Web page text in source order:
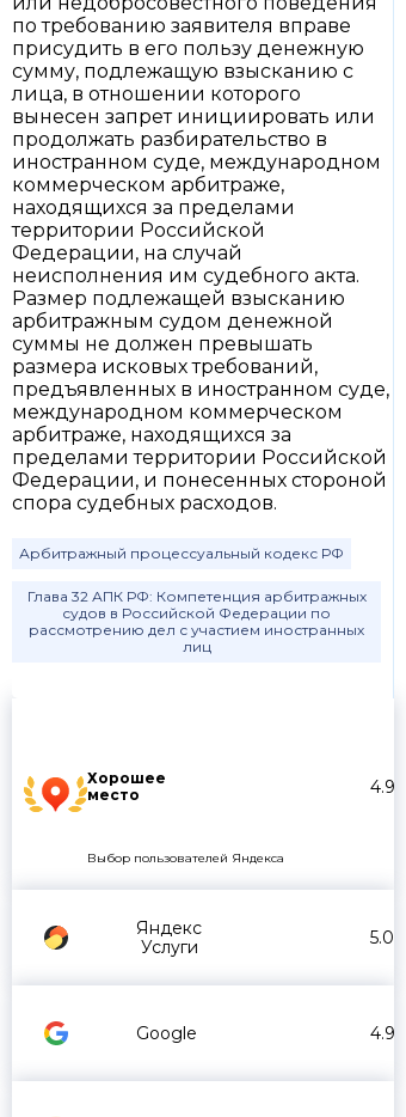
Хорошее
место
4.9
Выбор пользователей Яндекса
Яндекс
Услуги
5.0
Google 4.9
по требованию заявителя вправе
присудить в его пользу денежную
сумму, подлежащую взысканию с
лица, в отношении которого
вынесен запрет инициировать или
продолжать разбирательство в
иностранном суде, международном
коммерческом арбитраже,
находящихся за пределами
территории Российской
Федерации, на случай
неисполнения им судебного акта.
Размер подлежащей взысканию
арбитражным судом денежной
суммы не должен превышать
размера исковых требований,
предъявленных в иностранном суде,
международном коммерческом
арбитраже, находящихся за
пределами территории Российской
Федерации, и понесенных стороной
спора судебных расходов.
Арбитражный процессуальный кодекс РФ
Глава 32 АПК РФ: Компетенция арбитражных
судов в Российской Федерации по
рассмотрению дел с участием иностранных
лиц